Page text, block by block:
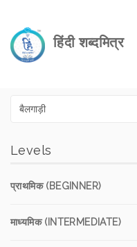
हिंदी शब्दमित्र
Levels
प्राथमिक (BEGINNER)
माध्यमिक (INTERMEDIATE)